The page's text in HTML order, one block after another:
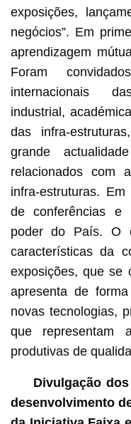
exposições,
negócios”. Em
aprendizagem
Foram
internacionais
industrial,
das infra-
grande
relacionados com
infra-estruturas.
de conferências e
poder do País. O
características da
exposições, que se
apresenta de
novas tecnologias,
que representam
produtivas de
Divulgação
desenvolvimento